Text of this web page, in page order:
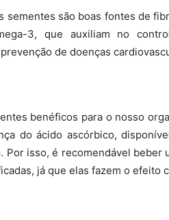
sementes são boas fontes de
3, que auxiliam no
de doenças
benéficos para o nosso
do ácido ascórbico,
Por isso, é recomendável beber
já que elas fazem o efeito